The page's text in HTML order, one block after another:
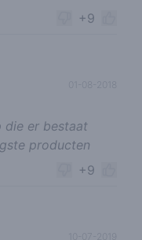
+9
die er bestaat
producten
+9